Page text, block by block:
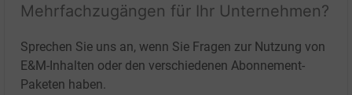
Mehrfachzugängen für Ihr Unternehmen?
Sprechen Sie uns an, wenn Sie Fragen zur Nutzung von
E&M-Inhalten oder den verschiedenen Abonnement-
Paketen haben.